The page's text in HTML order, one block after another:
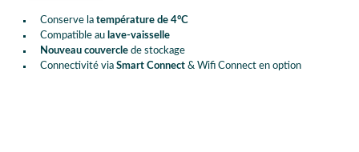
Conserve la température de 4°C
Compatible au lave-vaisselle
Nouveau couvercle de stockage
Connectivité via Smart Connect & Wifi Connect en option